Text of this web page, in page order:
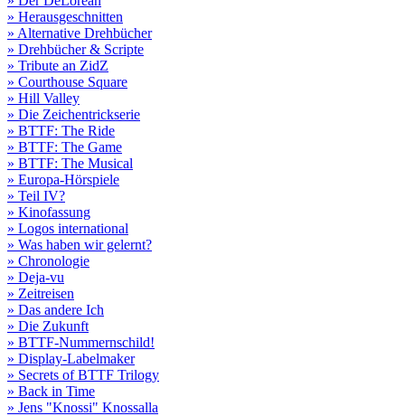
» Herausgeschnitten
» Alternative Drehbücher
» Drehbücher & Scripte
» Tribute an ZidZ
» Courthouse Square
» Hill Valley
» Die Zeichentrickserie
» BTTF: The Ride
» BTTF: The Game
» BTTF: The Musical
» Europa-Hörspiele
» Teil IV?
» Kinofassung
» Logos international
» Was haben wir gelernt?
» Chronologie
» Deja-vu
» Zeitreisen
» Das andere Ich
» Die Zukunft
» BTTF-Nummernschild!
» Display-Labelmaker
» Secrets of BTTF Trilogy
» Back in Time
» Jens "Knossi" Knossalla